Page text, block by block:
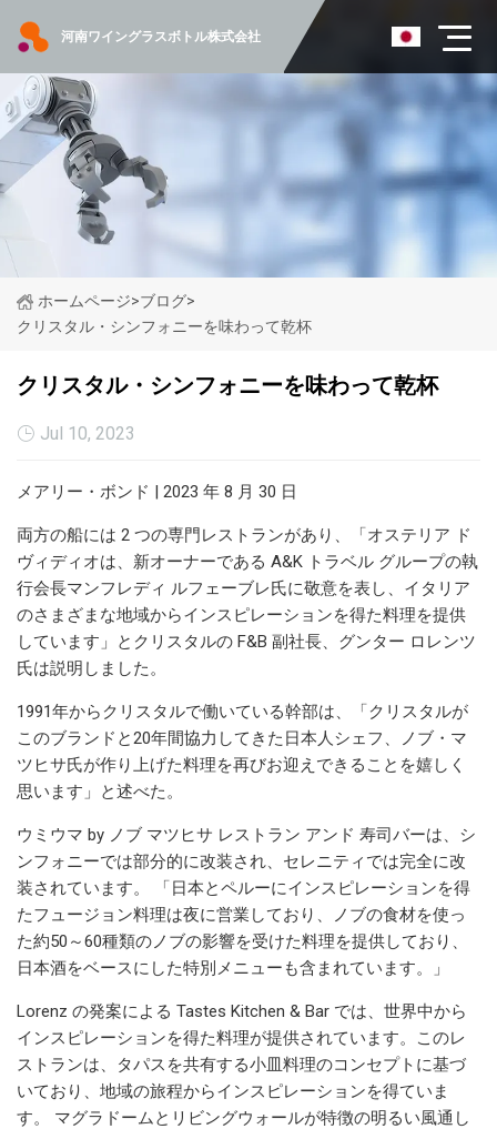
河南ワイングラスボトル株式会社
ホームページ>ブログ>
クリスタル・シンフォニーを味わって乾杯
クリスタル・シンフォニーを味わって乾杯
Jul 10, 2023
メアリー・ボンド | 2023 年 8 月 30 日
両方の船には 2 つの専門レストランがあり、「オステリア ド
ヴィディオは、新オーナーである A&K トラベル グループの執
行会長マンフレディ ルフェーブレ氏に敬意を表し、イタリア
のさまざまな地域からインスピレーションを得た料理を提供
しています」とクリスタルの F&B 副社長、グンター ロレンツ
氏は説明しました。
1991年からクリスタルで働いている幹部は、「クリスタルが
このブランドと20年間協力してきた日本人シェフ、ノブ・マ
ツヒサ氏が作り上げた料理を再びお迎えできることを嬉しく
思います」と述べた。
ウミウマ by ノブ マツヒサ レストラン アンド 寿司バーは、シ
ンフォニーでは部分的に改装され、セレニティでは完全に改
装されています。 「日本とペルーにインスピレーションを得
たフュージョン料理は夜に営業しており、ノブの食材を使っ
た約50～60種類のノブの影響を受けた料理を提供しており、
日本酒をベースにした特別メニューも含まれています。」
Lorenz の発案による Tastes Kitchen & Bar では、世界中から
インスピレーションを得た料理が提供されています。このレ
ストランは、タパスを共有する小皿料理のコンセプトに基づ
いており、地域の旅程からインスピレーションを得ていま
す。 マグラドームとリビングウォールが特徴の明るい風通し